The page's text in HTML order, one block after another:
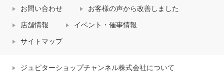
イロプライム グラスホルダー チ
ャーム付 斜め掛けできる ２ウェ
ブラウンブラック ¥0
お問い合わせ お客様の声から改善しました
店舗情報 イベント・催事情報
サイトマップ
ジュピターショップチャンネル株式会社について